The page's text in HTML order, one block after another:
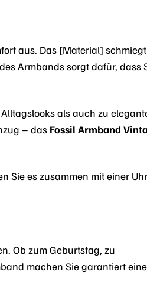
aus. Das [Material]
Armbands sorgt dafür, dass
als auch zu
– das Fossil Armband
Sie es zusammen mit einer
Ob zum Geburtstag, zu
machen Sie garantiert eine